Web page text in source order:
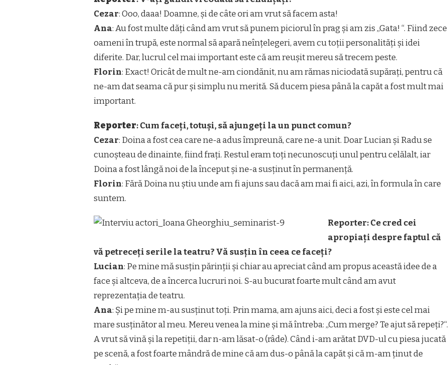
Cezar: Ooo, daaa! Doamne, și de câte ori am vrut să facem asta!
Ana: Au fost multe dăți când am vrut să punem piciorul în prag și am zis „Gata! “. Fiind zece
oameni în trupă, este normal să apară neînțelegeri, avem cu toții personalități și idei
diferite. Dar, lucrul cel mai important este că am reușit mereu să trecem peste.
Florin: Exact! Oricât de mult ne-am ciondănit, nu am rămas niciodată supărați, pentru că
ne-am dat seama că pur și simplu nu merită. Să ducem piesa până la capăt a fost mult mai
important.
Reporter: Cum faceți, totuși, să ajungeți la un punct comun?
Cezar: Doina a fost cea care ne-a adus împreună, care ne-a unit. Doar Lucian și Radu se
cunoșteau de dinainte, fiind frați. Restul eram toți necunoscuți unul pentru celălalt, iar
Doina a fost lângă noi de la început și ne-a susținut în permanență.
Florin: Fără Doina nu știu unde am fi ajuns sau dacă am mai fi aici, azi, în formula în care
suntem.
Reporter: Ce cred cei
apropiați despre faptul că
vă petreceți serile la teatru? Vă susțin în ceea ce faceți?
Lucian: Pe mine mă susțin părinții și chiar au apreciat când am propus această idee de a
face și altceva, de a încerca lucruri noi. S-au bucurat foarte mult când am avut
reprezentația de teatru.
Ana: Și pe mine m-au susținut toți. Prin mama, am ajuns aici, deci a fost și este cel mai
mare susținător al meu. Mereu venea la mine și mă întreba: „Cum merge? Te ajut să repeți?“.
A vrut să vină și la repetiții, dar n-am lăsat-o (râde). Când i-am arătat DVD-ul cu piesa jucată
pe scenă, a fost foarte mândră de mine că am dus-o până la capăt și că m-am ținut de